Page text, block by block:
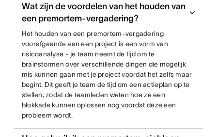
Wat zijn de voordelen van het houden van
een premortem-vergadering?
Het houden van een premortem-vergadering
voorafgaande aan een project is een vorm van
risicoanalyse - je team neemt de tijd om te
brainstormen over verschillende dingen die mogelijk
mis kunnen gaan met je project voordat het zelfs maar
begint. Dit geeft je team de tijd om een actieplan op te
stellen, zodat de teamleden weten hoe ze een
blokkade kunnen oplossen nog voordat deze een
probleem wordt.